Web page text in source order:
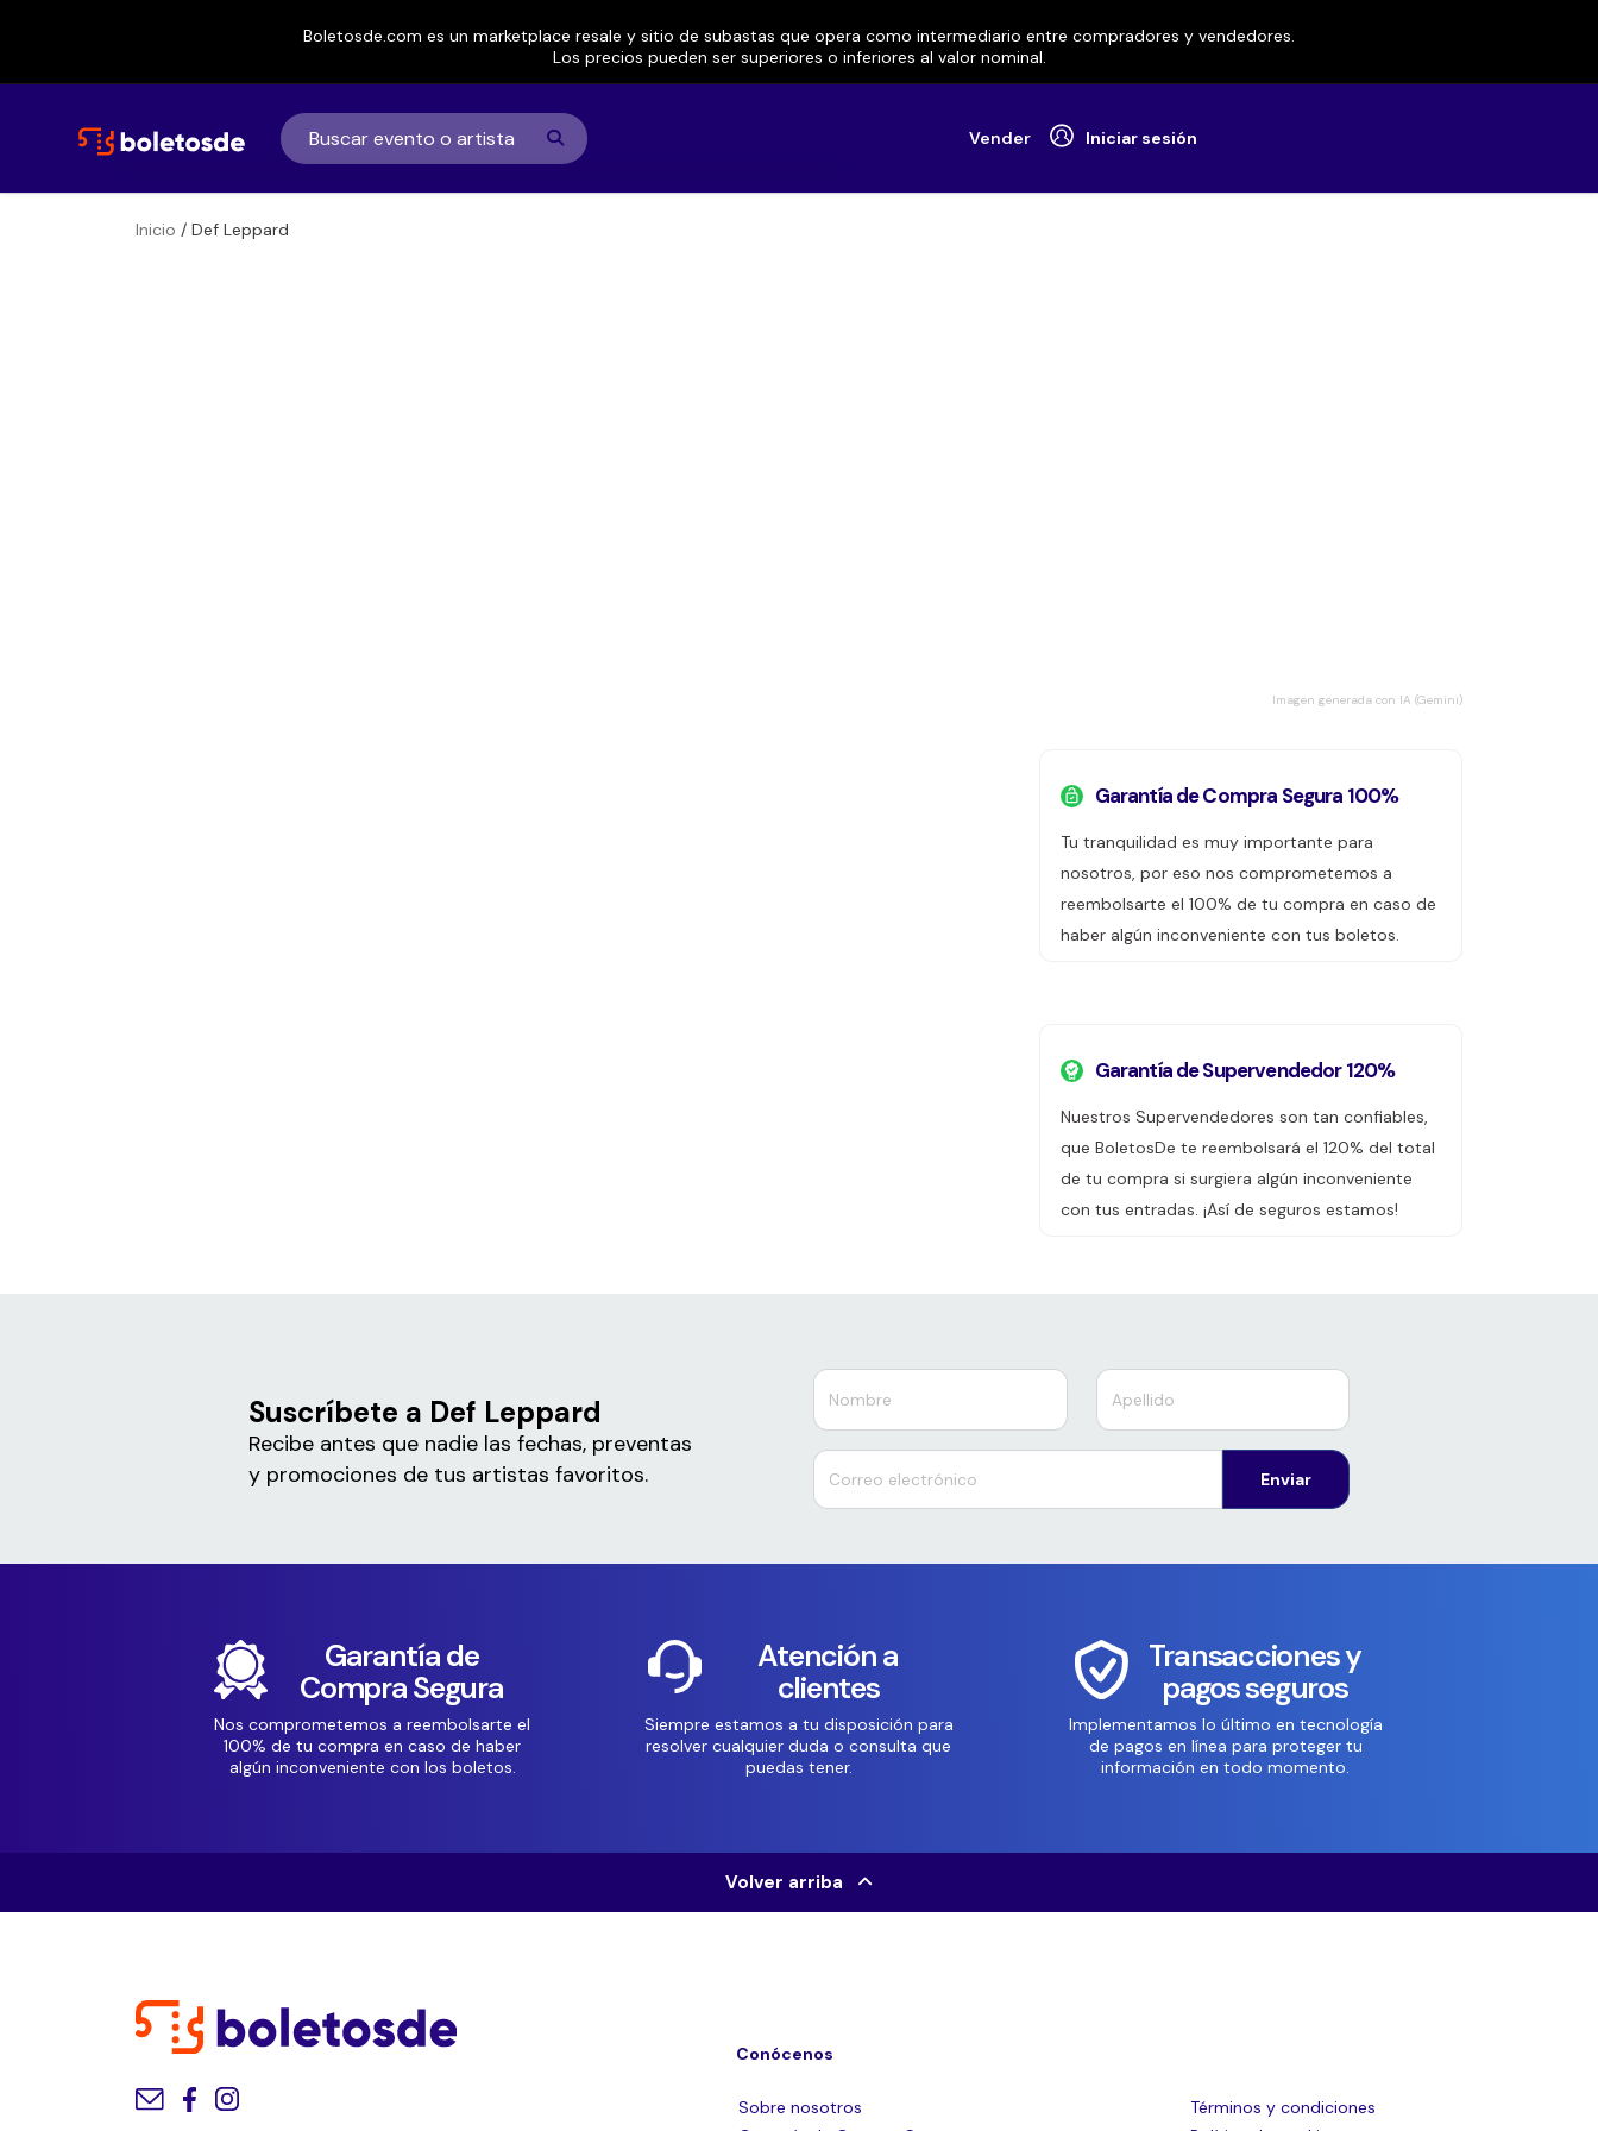
Boletosde.com es un marketplace resale y sitio de subastas que opera como intermediario entre compradores y vendedores.
Los precios pueden ser superiores o inferiores al valor nominal.
Vender Iniciar sesión
Inicio / Def Leppard
Imagen generada con IA (Gemini)
Garantía de Compra Segura 100%
Tu tranquilidad es muy importante para
nosotros, por eso nos comprometemos a
reembolsarte el 100% de tu compra en caso de
haber algún inconveniente con tus boletos.
Garantía de Supervendedor 120%
Nuestros Supervendedores son tan confiables,
que BoletosDe te reembolsará el 120% del total
de tu compra si surgiera algún inconveniente
con tus entradas. ¡Así de seguros estamos!
Suscríbete a Def Leppard
Recibe antes que nadie las fechas, preventas
y promociones de tus artistas favoritos.
Enviar
Garantía de
Compra Segura
Nos comprometemos a reembolsarte el
100% de tu compra en caso de haber
algún inconveniente con los boletos.
Atención a
clientes
Siempre estamos a tu disposición para
resolver cualquier duda o consulta que
puedas tener.
Transacciones y
pagos seguros
Implementamos lo último en tecnología
de pagos en línea para proteger tu
información en todo momento.
Volver arriba
Conócenos
Sobre nosotros
Términos y condiciones